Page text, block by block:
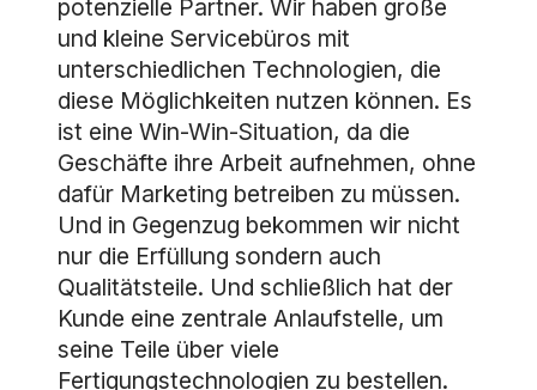
potenzielle Partner. Wir haben große
und kleine Servicebüros mit
unterschiedlichen Technologien, die
diese Möglichkeiten nutzen können. Es
ist eine Win-Win-Situation, da die
Geschäfte ihre Arbeit aufnehmen, ohne
dafür Marketing betreiben zu müssen.
Und in Gegenzug bekommen wir nicht
nur die Erfüllung sondern auch
Qualitätsteile. Und schließlich hat der
Kunde eine zentrale Anlaufstelle, um
seine Teile über viele
Fertigungstechnologien zu bestellen.